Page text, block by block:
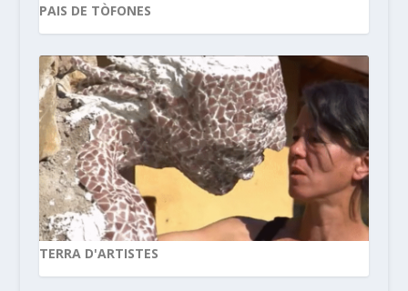
PAIS DE TÒFONES
TERRA D'ARTISTES